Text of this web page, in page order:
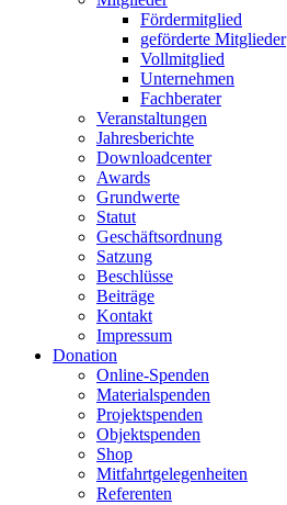
Fördermitglied
geförderte Mitglieder
Vollmitglied
Unternehmen
Fachberater
Veranstaltungen
Jahresberichte
Downloadcenter
Awards
Grundwerte
Statut
Geschäftsordnung
Satzung
Beschlüsse
Beiträge
Kontakt
Impressum
Donation
Online-Spenden
Materialspenden
Projektspenden
Objektspenden
Shop
Mitfahrtgelegenheiten
Referenten